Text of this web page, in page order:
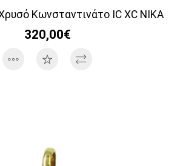
Κωνσταντινάτο IC XC NIKA
320,00€